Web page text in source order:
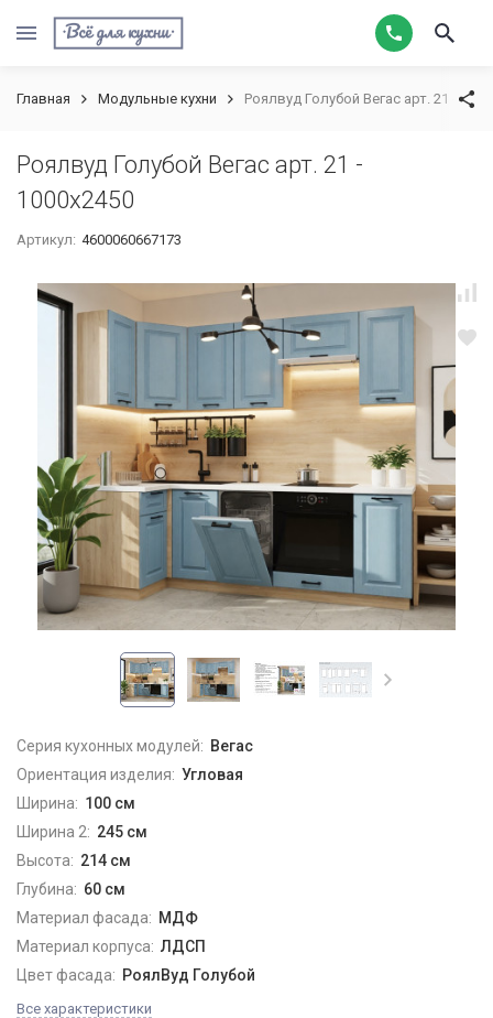
Главная Модульные кухни Роялвуд Голубой Вегас арт. 21 -
Роялвуд Голубой Вегас арт. 21 -
1000х2450
Артикул: 4600060667173
Серия кухонных модулей: Вегас
Ориентация изделия: Угловая
Ширина: 100 см
Ширина 2: 245 см
Высота: 214 см
Глубина: 60 см
Материал фасада: МДФ
Материал корпуса: ЛДСП
Цвет фасада: РоялВуд Голубой
Все характеристики